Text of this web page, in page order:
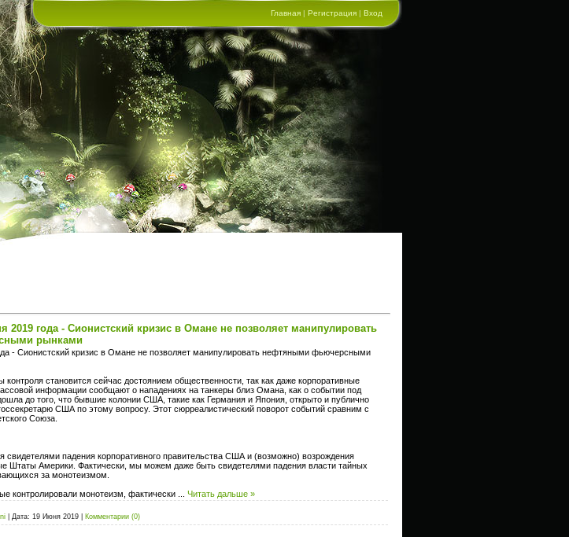
Главная | Регистрация | Вход
года - Сионистский кризис в Омане не позволяет манипулировать
рынками
- Сионистский кризис в Омане не позволяет манипулировать нефтяными фьючерсными
контроля становится сейчас достоянием общественности, так как даже корпоративные
информации сообщают о нападениях на танкеры близ Омана, как о событии под
до того, что бывшие колонии США, такие как Германия и Япония, открыто и публично
США по этому вопросу. Этот сюрреалистический поворот событий сравним с
Союза.
падения корпоративного правительства США и (возможно) возрождения
Штаты Америки. Фактически, мы можем даже быть свидетелями падения власти тайных
за монотеизмом.
контролировали монотеизм, фактически
Читать дальше »
Дата: 19 Июня 2019 Комментарии (0)